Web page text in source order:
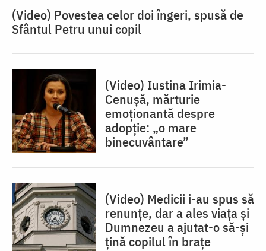
(Video) Povestea celor doi îngeri, spusă de
Sfântul Petru unui copil
(Video) Iustina Irimia-
Cenușă, mărturie
emoționantă despre
adopție: „o mare
binecuvântare”
(Video) Medicii i-au spus să
renunțe, dar a ales viața și
Dumnezeu a ajutat-o să-și
țină copilul în brațe